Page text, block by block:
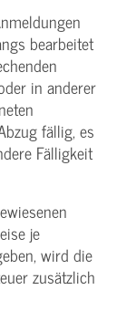
bearbeitet
in anderer
fällig, es
Fälligkeit
je
wird die
zusätzlich